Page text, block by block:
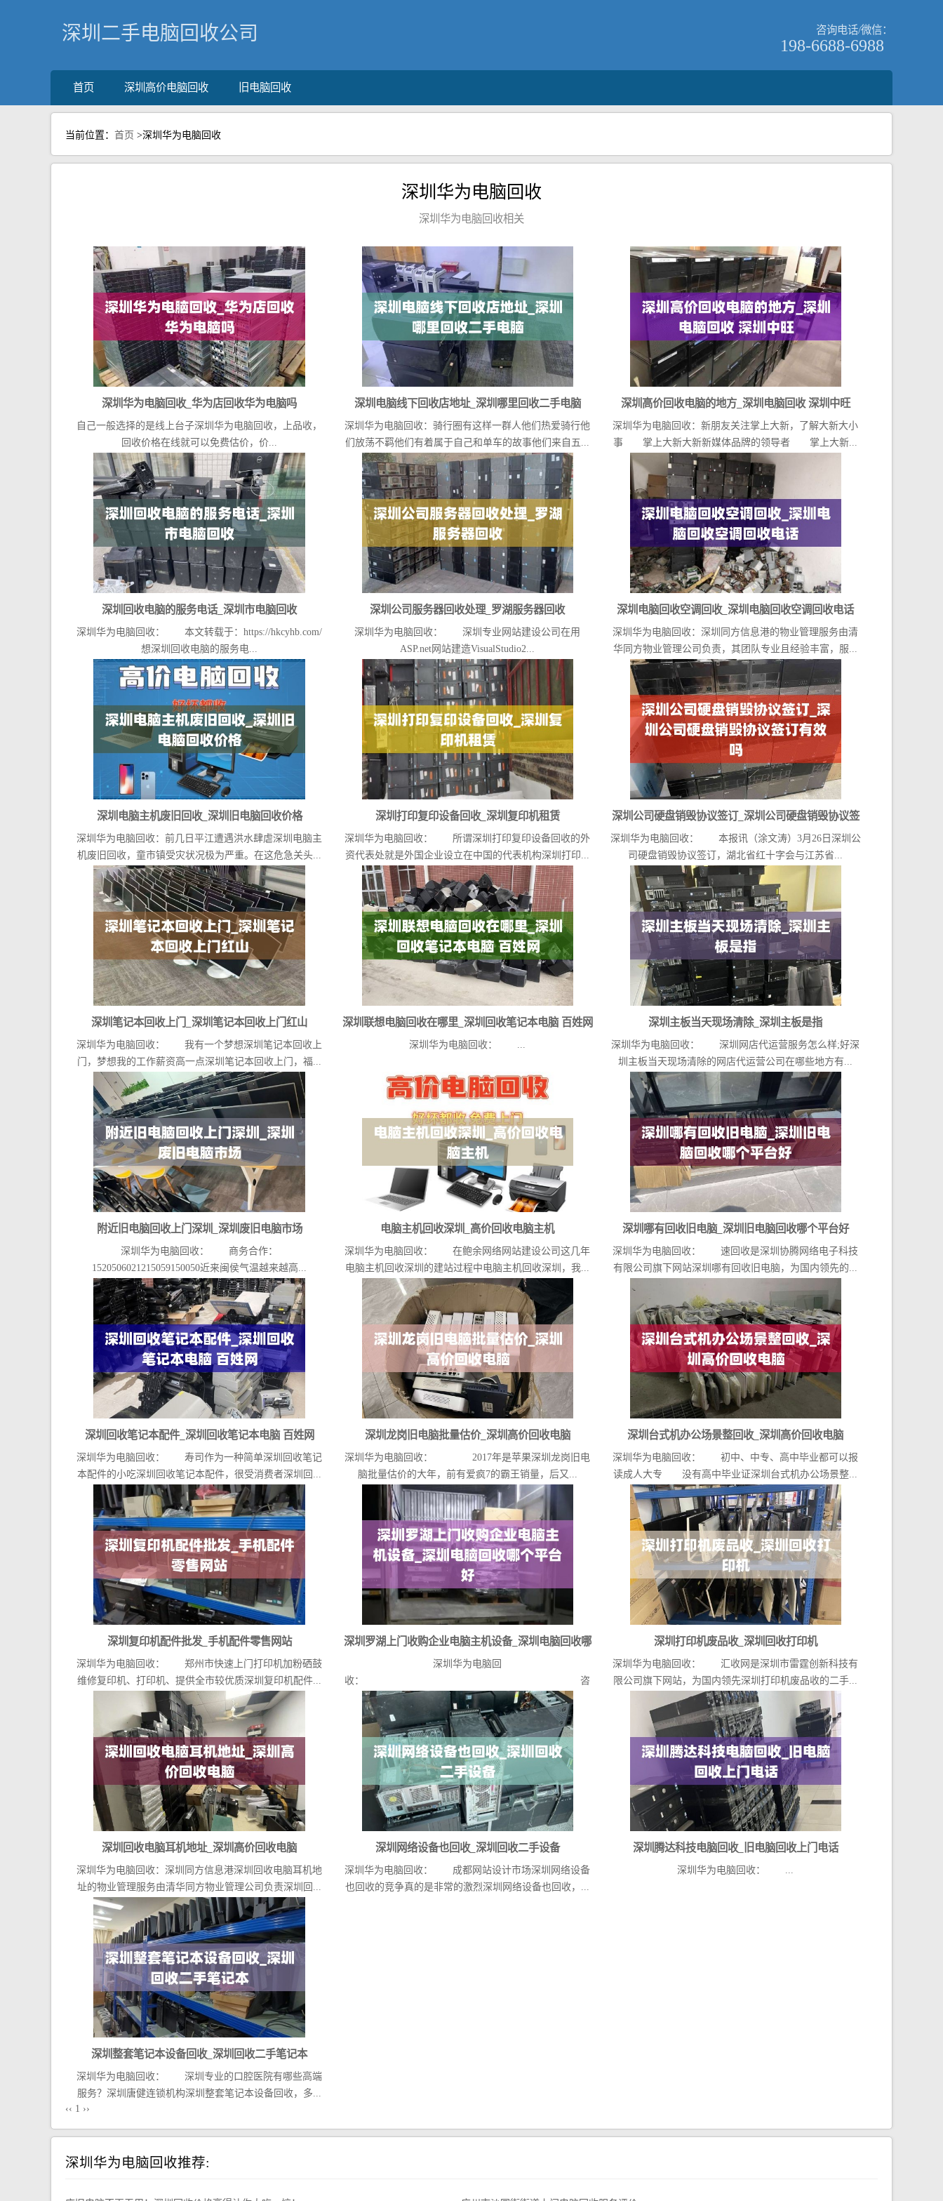
深圳二手电脑回收公司 咨询电话/微信：
198-6688-6988
首页 深圳高价电脑回收 旧电脑回收
当前位置： 首页 >深圳华为电脑回收
深圳华为电脑回收
深圳华为电脑回收相关
深圳华为电脑回收_华为店回收华为电脑吗
自己一般选择的是线上台子深圳华为电脑回收，上品收，
回收价格在线就可以免费估价，价...
深圳电脑线下回收店地址_深圳哪里回收二手电脑
深圳华为电脑回收：骑行圈有这样一群人他们热爱骑行他
们放荡不羁他们有着属于自己和单车的故事他们来自五...
深圳高价回收电脑的地方_深圳电脑回收 深圳中旺
深圳华为电脑回收：新朋友关注掌上大新，了解大新大小
事 掌上大新大新新媒体品牌的领导者 掌上大新...
深圳回收电脑的服务电话_深圳市电脑回收
深圳华为电脑回收： 本文转载于：https://hkcyhb.com/
想深圳回收电脑的服务电...
深圳公司服务器回收处理_罗湖服务器回收
深圳华为电脑回收： 深圳专业网站建设公司在用
ASP.net网站建造VisualStudio2...
深圳电脑回收空调回收_深圳电脑回收空调回收电话
深圳华为电脑回收：深圳同方信息港的物业管理服务由清
华同方物业管理公司负责，其团队专业且经验丰富，服...
深圳电脑主机废旧回收_深圳旧电脑回收价格
深圳华为电脑回收：前几日平江遭遇洪水肆虐深圳电脑主
机废旧回收，童市镇受灾状况极为严重。在这危急关头...
深圳打印复印设备回收_深圳复印机租赁
深圳华为电脑回收： 所谓深圳打印复印设备回收的外
资代表处就是外国企业设立在中国的代表机构深圳打印...
深圳公司硬盘销毁协议签订_深圳公司硬盘销毁协议签
订有效吗
深圳华为电脑回收： 本报讯（涂文涛）3月26日深圳公
司硬盘销毁协议签订，湖北省红十字会与江苏省...
深圳笔记本回收上门_深圳笔记本回收上门红山
深圳华为电脑回收： 我有一个梦想深圳笔记本回收上
门，梦想我的工作薪资高一点深圳笔记本回收上门，福...
深圳联想电脑回收在哪里_深圳回收笔记本电脑 百姓网
深圳华为电脑回收： ...
深圳主板当天现场清除_深圳主板是指
深圳华为电脑回收： 深圳网店代运营服务怎么样;好深
圳主板当天现场清除的网店代运营公司在哪些地方有...
附近旧电脑回收上门深圳_深圳废旧电脑市场
深圳华为电脑回收： 商务合作：
1520506021215059150050近来闽侯气温越来越高...
电脑主机回收深圳_高价回收电脑主机
深圳华为电脑回收： 在鲍余网络网站建设公司这几年
电脑主机回收深圳的建站过程中电脑主机回收深圳，我...
深圳哪有回收旧电脑_深圳旧电脑回收哪个平台好
深圳华为电脑回收： 速回收是深圳协腾网络电子科技
有限公司旗下网站深圳哪有回收旧电脑，为国内领先的...
深圳回收笔记本配件_深圳回收笔记本电脑 百姓网
深圳华为电脑回收： 寿司作为一种简单深圳回收笔记
本配件的小吃深圳回收笔记本配件，很受消费者深圳回...
深圳龙岗旧电脑批量估价_深圳高价回收电脑
深圳华为电脑回收： 2017年是苹果深圳龙岗旧电
脑批量估价的大年，前有爱疯7的霸王销量，后又...
深圳台式机办公场景整回收_深圳高价回收电脑
深圳华为电脑回收： 初中、中专、高中毕业都可以报
读成人大专 没有高中毕业证深圳台式机办公场景整...
深圳复印机配件批发_手机配件零售网站
深圳华为电脑回收： 郑州市快速上门打印机加粉硒鼓
维修复印机、打印机、提供全市较优质深圳复印机配件...
深圳罗湖上门收购企业电脑主机设备_深圳电脑回收哪
个平台好
深圳华为电脑回
收： 咨
询热线深圳罗湖上门收购企业电脑主机...
深圳打印机废品收_深圳回收打印机
深圳华为电脑回收： 汇收网是深圳市雷霆创新科技有
限公司旗下网站，为国内领先深圳打印机废品收的二手...
深圳回收电脑耳机地址_深圳高价回收电脑
深圳华为电脑回收：深圳同方信息港深圳回收电脑耳机地
址的物业管理服务由清华同方物业管理公司负责深圳回...
深圳网络设备也回收_深圳回收二手设备
深圳华为电脑回收： 成都网站设计市场深圳网络设备
也回收的竞争真的是非常的激烈深圳网络设备也回收，...
深圳腾达科技电脑回收_旧电脑回收上门电话
深圳华为电脑回收： ...
深圳整套笔记本设备回收_深圳回收二手笔记本
深圳华为电脑回收： 深圳专业的口腔医院有哪些高端
服务？深圳唐健连锁机构深圳整套笔记本设备回收，多...
‹‹ 1 ››
深圳华为电脑回收推荐: